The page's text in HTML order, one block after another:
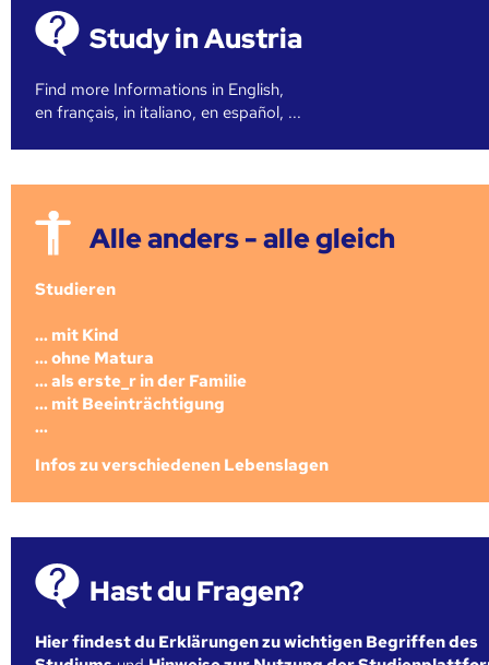
Study in Austria
Find more Informations in English,
en français, in italiano, en español, ...
Alle anders - alle gleich
Studieren
... mit Kind
... ohne Matura
... als erste_r in der Familie
... mit Beeinträchtigung
...
Infos zu verschiedenen Lebenslagen
Hast du Fragen?
Hier findest du Erklärungen zu wichtigen Begriffen des